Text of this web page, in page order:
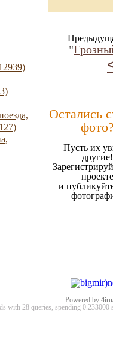
"
Остались
Пусть их
другие!
проекте
и
Powered by
with 28 queries, spending